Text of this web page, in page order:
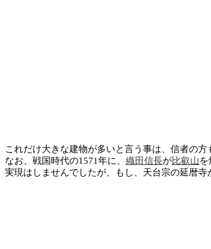
これだけ大きな建物が多いと言う事は、信者の方
なお、戦国時代の1571年に、 織田信長が比叡山を
実現はしませんでしたが、もし、天台宗の延暦